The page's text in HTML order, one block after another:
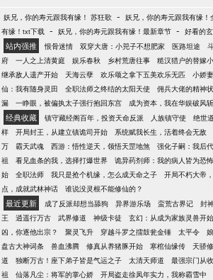
妖兄，你的寿元跟我有缘！ 苏狂歌 - 妖兄，你的寿元跟我有缘！
有缘！txt下载 - 妖兄，你的寿元跟我有缘！最新章节 - 好看的
站内强推 恨骨迷情 双穿大唐：小兕子不想肥家 医路坦途
府
一人之上清黄庭 娱乐春秋 乡村荒唐往事 糙汉猎户的替嫁
继承敌人遗产开始
天海云孽 欢乐颂之拿下五美欢乐无匹 小娇
仙：我有随身灵田
全职法师之终结的太阳天使 佣兵大佬的精神
漏
一睁眼，被偏执太子强行抱回东宫 成为资本，我在华娱破风
经典收藏 镇守藏经阁百年，投资天命反派 人族镇守使 绝世
样
开局封王，从建立镇诡司开始 系统赋我长生，活着终会无敌
万
霸天武魂 西游：悟性逆天，领悟天罡地煞 强化子嗣：我后
祖
看见血条的我，选择打爆世界 诡异药剂师：我的病人皆为恐怖
始
全职法师 我只是抢个机缘，怎么成天命之子 开局不朽大帝
点，成就武林神话
谁说没灵根不能修仙的？
最近更新 成了反派却想当舔狗 异界游乐场 蛮荒古界记
封
王
逍遥行万古 武界修道 神级卡徒 玄幻：从成为家族灵兽开始
凶，你逐他出宗？
聚灵飞升 穿越斗罗之擂鼓瓮金锤 太平令
盘古大神词条
兽血沸腾 修真从养猪豚开始 寒棺仙缘传 天骄
道
独断万古！座下弟子皆是气运之子 太清天师道 最强宗门从
祖
仙落凡尘：将军的掌心娇 开局盗走徐凤年实力，我称霸雪中